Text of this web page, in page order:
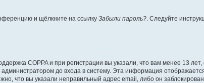
и щёлкните на ссылку Забыли пароль? . Следуйте
COPPA и при регистрации вы указали, что вам менее 13
до входа в систему. Эта информация
что вы указали неправильный адрес email, либо он